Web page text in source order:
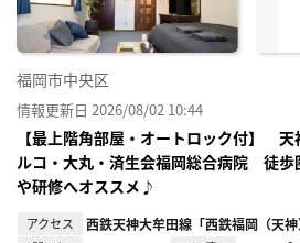
福岡市中央区
情報更新日 2026/08/02 10:44
【最上階角部屋・オートロック付】
ルコ・大丸・済生会福岡総合病院 徒歩
や研修へオススメ♪
アクセス 西鉄天神大牟田線「西鉄福岡（天